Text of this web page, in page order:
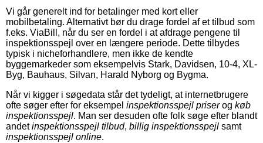
Vi går generelt ind for betalinger med kort eller
mobilbetaling. Alternativt bør du drage fordel af et tilbud som
f.eks. ViaBill, når du ser en fordel i at afdrage pengene til
inspektionsspejl over en længere periode. Dette tilbydes
typisk i nicheforhandlere, men ikke de kendte
byggemarkeder som eksempelvis Stark, Davidsen, 10-4, XL-
Byg, Bauhaus, Silvan, Harald Nyborg og Bygma.
Når vi kigger i søgedata står det tydeligt, at internetbrugere
ofte søger efter for eksempel inspektionsspejl priserog køb
inspektionsspejl. Man ser desuden ofte folk søge efter blandt
andetinspektionsspejl tilbud, billig inspektionsspejl samt
inspektionsspejl online.